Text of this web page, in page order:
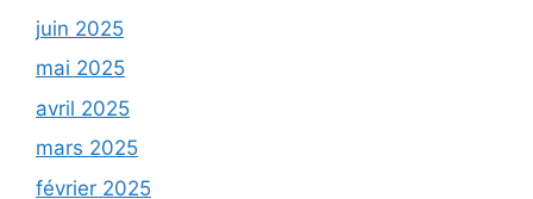
juin 2025
mai 2025
avril 2025
mars 2025
février 2025